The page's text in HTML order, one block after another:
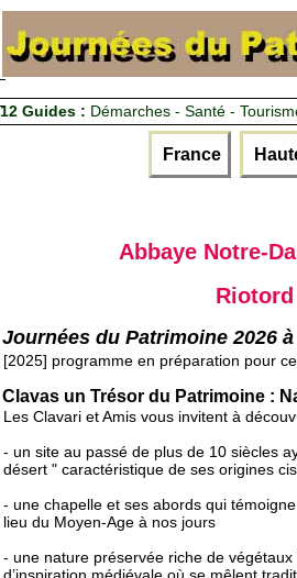
12 Guides : Démarches - Santé -
France
Abbaye Notre-
Riotord
Journées du Patrimoine 2026
[2025] programme en préparation pour
Clavas un Trésor du Patrimoine :
Les Clavari et Amis vous invitent à
- un site au passé de plus de 10 siècles
désert " caractéristique de ses origines
- une chapelle et ses abords qui
lieu du Moyen-Age à nos jours
- une nature préservée riche de